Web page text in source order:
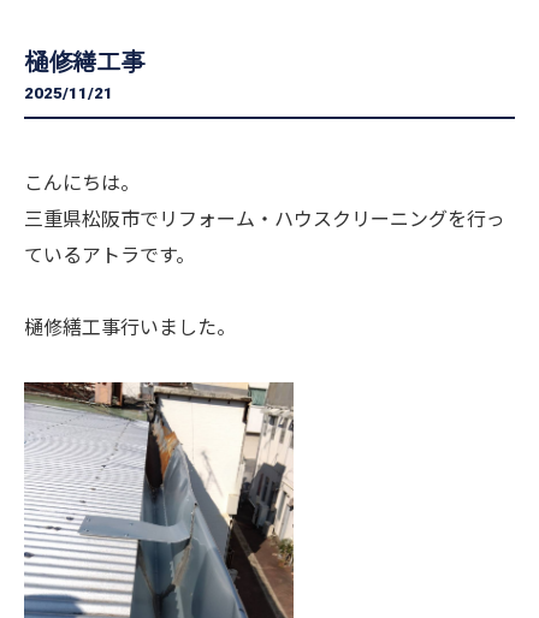
樋修繕工事
2025/11/21
こんにちは。
三重県松阪市でリフォーム・ハウスクリーニングを行っ
ているアトラです。
樋修繕工事行いました。